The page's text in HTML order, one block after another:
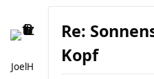
JoelH
Re:
Kopf